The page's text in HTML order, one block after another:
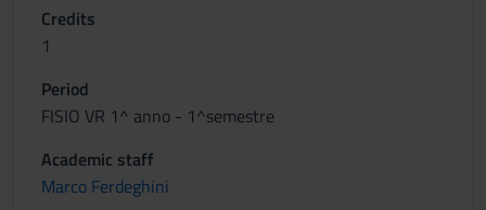
Credits
1
Period
FISIO VR 1^ anno - 1^semestre
Academic staff
Marco Ferdeghini